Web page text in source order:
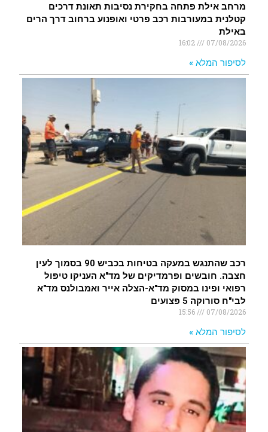
מרחב אילת פתחה בחקירת נסיבות תאונת דרכים
קטלנית במעורבות רכב פרטי ואופנוע ברחוב דרך הרים
באילת
07/08/2026
16:02
לסיפור המלא »
רכב שהתנגש במעקה בטיחות בכביש 90 בסמוך לעין
חצבה. חובשים ופרמדיקים של מד"א העניקו טיפול
רפואי ופינו במסוק מד"א-הצלה אייר ואמבולנס מד"א
לבי"ח סורוקה 5 פצועים
07/08/2026
15:56
לסיפור המלא »